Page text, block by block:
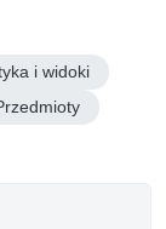
i widoki